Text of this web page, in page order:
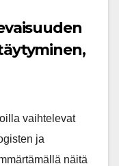
vaihtelevat
ja
näitä